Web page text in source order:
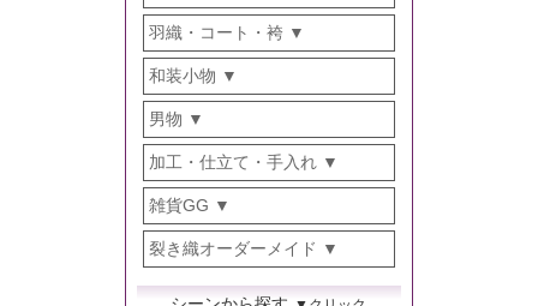
羽織・コート・袴
和装小物
男物
加工・仕立て・手入れ
雑貨GG
裂き織オーダーメイド